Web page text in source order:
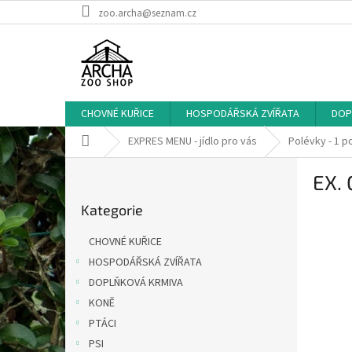
na
zoo.archa@seznam.cz
CHOVNÉ KUŘICE HOSPODÁŘSKÁ ZVÍŘATA
Domů EXPRES MENU - jídlo pro vás Polévky - 1
o
s
t
r
n
n
p
a
kategorie
Kategorie
CHOVNÉ KUŘICE
HOSPODÁŘSKÁ ZVÍŘATA
DOPLŇKOVÁ KRMIVA
KONĚ
PTÁCI
PSI
EX.